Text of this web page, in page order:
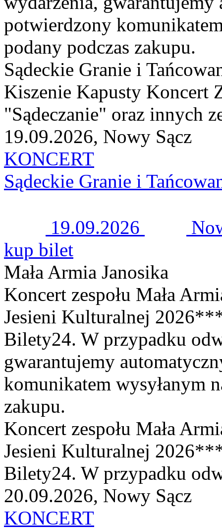
potwierdzony
podany podczas zakupu.
Sądeckie Granie i
Kiszenie Kapusty Koncert
"Sądeczanie" oraz innych
19.09.2026, Nowy Sącz
KONCERT
Sądeckie Granie i
19.09.2026
kup bilet
Mała Armia Janosika
Koncert zespołu Mała
Jesieni Kulturalnej
Bilety24. W przypadku
gwarantujemy
komunikatem wysyłanym
zakupu.
Koncert zespołu Mała
Jesieni Kulturalnej
Bilety24. W przypadku
20.09.2026, Nowy Sącz
KONCERT